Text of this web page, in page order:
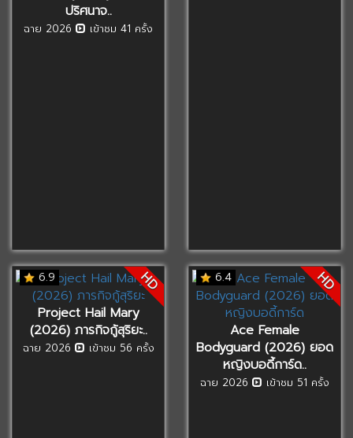
ปริศนาจ..
ฉาย 2026 เข้าชม 41 ครั้ง
6.9 HD
Project Hail Mary
(2026) ภารกิจกู้สุริยะ..
ฉาย 2026 เข้าชม 56 ครั้ง
6.4 HD
Ace Female
Bodyguard (2026) ยอด
หญิงบอดี้การ์ด..
ฉาย 2026 เข้าชม 51 ครั้ง